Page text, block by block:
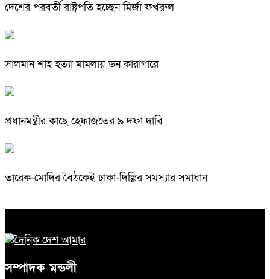
দেশের পরবর্তী রাষ্ট্রপতি হচ্ছেন মির্জা ফখরুল
সালমান শাহ হত্যা মামলায় ডন কারাগারে
প্রধানমন্ত্রীর কাছে হেফাজতের ৯ দফা দাবি
তারেক-মোদির বৈঠকেই ঢাকা-দিল্লির সমস্যার সমাধান
সম্পাদক মন্ডলী